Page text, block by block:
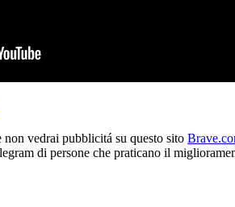
vedrai pubblicitá su questo sito
di persone che praticano il